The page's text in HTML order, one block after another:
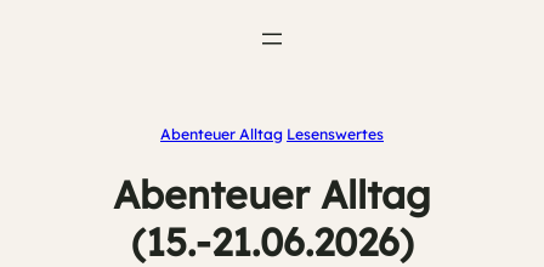
Abenteuer Alltag Lesenswertes
Abenteuer Alltag
(15.-21.06.2026)